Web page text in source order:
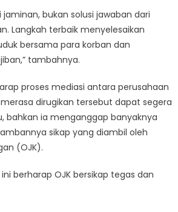
jaminan, bukan solusi jawaban dari
Langkah terbaik menyelesaikan
bersama para korban dan
tambahnya.
proses mediasi antara perusahaan
dirugikan tersebut dapat segera
bahkan ia menganggap banyaknya
sikap yang diambil oleh
(OJK).
berharap OJK bersikap tegas dan